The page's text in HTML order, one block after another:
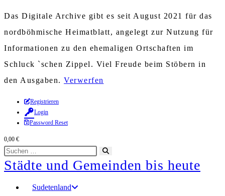
Das Digitale Archive gibt es seit August 2021 für das
nordböhmische Heimatblatt, angelegt zur Nutzung für
Informationen zu den ehemaligen Ortschaften im
Schluck `schen Zippel. Viel Freude beim Stöbern in
den Ausgaben. Verwerfen
Zum
Inhalt
springen
Registrieren
Login
Password Reset
0,00 €
Diese
Website
durchsuchen
starten
Städte und Gemeinden bis heute
Sudetenland